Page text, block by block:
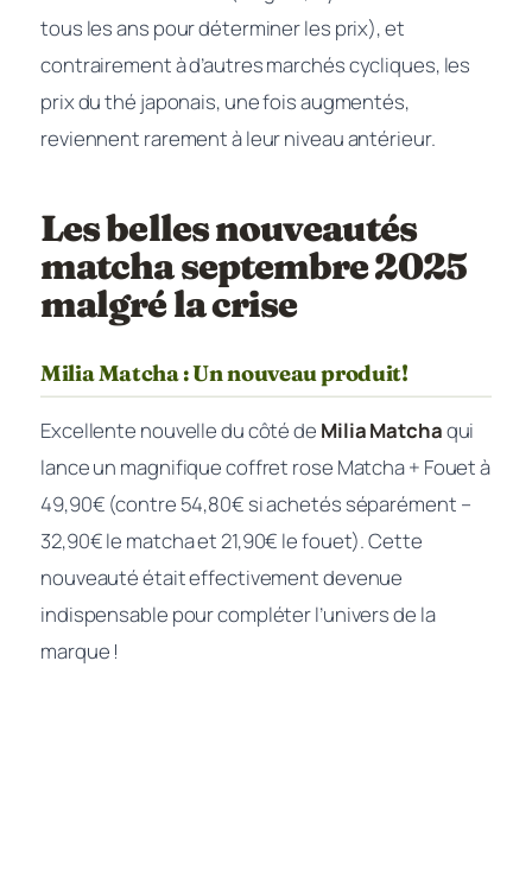
tous les ans pour déterminer les prix), et
contrairement à d’autres marchés cycliques, les
prix du thé japonais, une fois augmentés,
reviennent rarement à leur niveau antérieur.
Les belles nouveautés
matcha septembre 2025
malgré la crise
Milia Matcha : Un nouveau produit!
Excellente nouvelle du côté de Milia Matchaqui
lance un magnifique coffret rose Matcha + Fouet à
49,90€ (contre 54,80€ si achetés séparément –
32,90€ le matcha et 21,90€ le fouet). Cette
nouveauté était effectivement devenue
indispensable pour compléter l’univers de la
marque !